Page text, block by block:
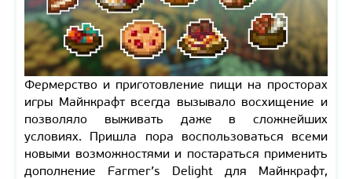
Фермерство и приготовление пищи на просторах
игры Майнкрафт всегда вызывало восхищение и
позволяло выживать даже в сложнейших
условиях. Пришла пора воспользоваться всеми
новыми возможностями и постараться применить
дополнение Farmer’s Delight для Майнкрафт,